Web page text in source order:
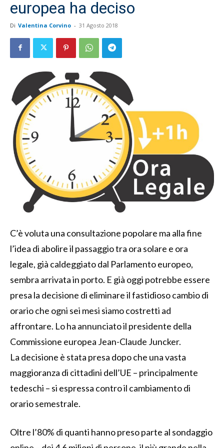
europea ha deciso
Di Valentina Corvino - 31 Agosto 2018
C’è voluta una consultazione popolare ma alla fine
l’idea di abolire il passaggio tra ora solare e ora
legale, già caldeggiato dal Parlamento europeo,
sembra arrivata in porto. E già oggi potrebbe essere
presa la decisione di eliminare il fastidioso cambio di
orario che ogni sei mesi siamo costretti ad
affrontare. Lo ha annunciato il presidente della
Commissione europea Jean-Claude Juncker.
La decisione è stata presa dopo che una vasta
maggioranza di cittadini dell’UE – principalmente
tedeschi – si espressa contro il cambiamento di
orario semestrale.
Oltre l’80% di quanti hanno preso parte al sondaggio